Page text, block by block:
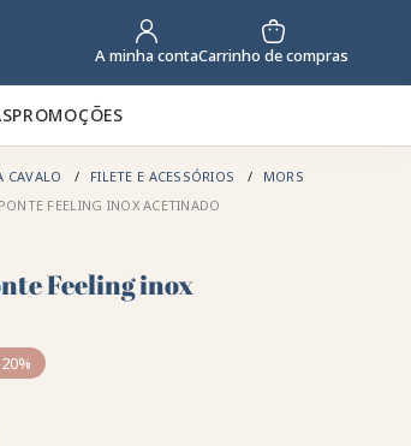
A minha contaCarrinho de compras
PROMOÇÕES
CAVALO FILETE E ACESSÓRIOS
MORS
FEELING INOX ACETINADO
Feeling inox